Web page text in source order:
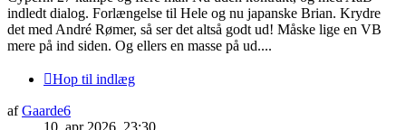
indledt dialog. Forlængelse til Hele og nu japanske Brian. Krydre
det med André Rømer, så ser det altså godt ud! Måske lige en VB
mere på ind siden. Og ellers en masse på ud....
Hop til indlæg
afGaarde6
10. apr 2026, 23:30